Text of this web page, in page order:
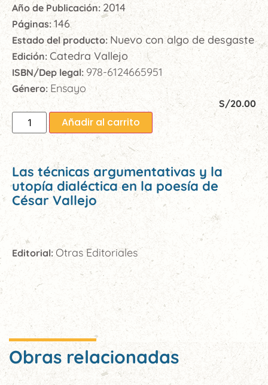
Año de Publicación: 2014
Páginas:146
Estado del producto: Nuevo con algo de desgaste
Edición: Catedra Vallejo
ISBN/Dep legal: 978-6124665951
Género: Ensayo
S/20.00
Añadir al carrito
Las técnicas argumentativas y la
utopía dialéctica en la poesía de
César Vallejo
Editorial: Otras Editoriales
Obras relacionadas